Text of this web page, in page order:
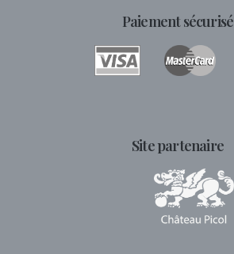
Paiement sécurisé
Site partenaire